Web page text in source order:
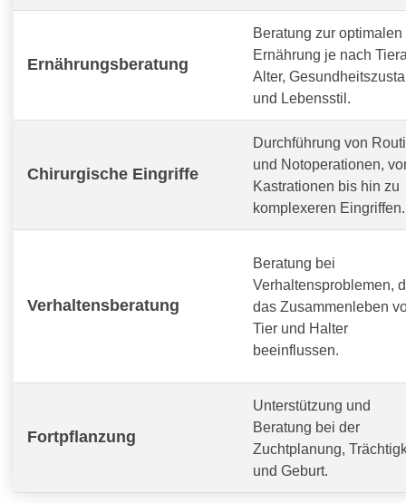
Ernährungsberatung
Beratung zur optimalen
Ernährung je nach
Alter,
und Lebensstil.
Chirurgische Eingriffe
Durchführung von
und Notoperationen,
Kastrationen bis hin zu
komplexeren Eingriffen.
Verhaltensberatung
Beratung bei
Verhaltensproblemen,
das Zusammenleben
Tier und Halter
beeinflussen.
Fortpflanzung
Unterstützung und
Beratung bei der
Zuchtplanung,
und Geburt.